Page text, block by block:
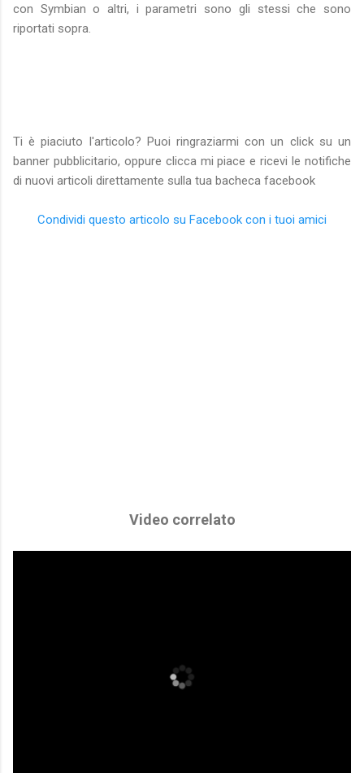
con Symbian o altri, i parametri sono gli stessi che sono
riportati sopra.
Ti è piaciuto l'articolo? Puoi ringraziarmi con un click su un
banner pubblicitario, oppure clicca mi piace e ricevi le notifiche
di nuovi articoli direttamente sulla tua bacheca facebook
Condividi questo articolo su Facebook con i tuoi amici
Video correlato